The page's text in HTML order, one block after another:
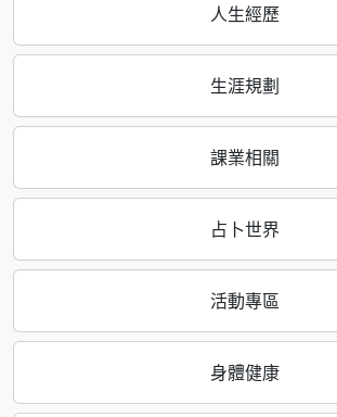
人生經歷
生涯規劃
課業相關
占卜世界
活動專區
身體健康